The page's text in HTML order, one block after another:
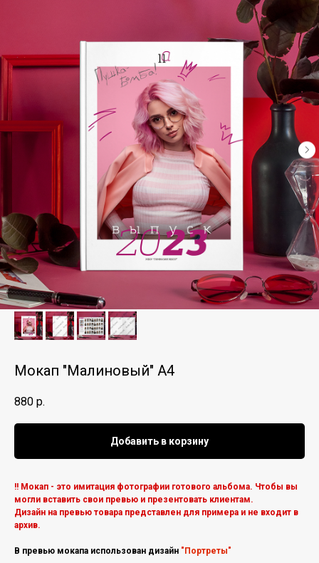
Мокап "Малиновый" А4
880 р.
Добавить в корзину
!! Мокап - это имитация фотографии готового альбома. Чтобы вы
могли вставить свои превью и презентовать клиентам.
Дизайн на превью товара представлен для примера и не входит в
архив.
В превью мокапа использован дизайн "Портреты"